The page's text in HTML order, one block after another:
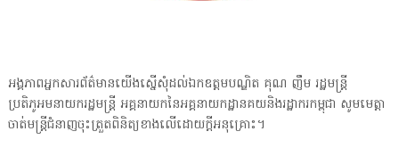
អង្គភាពអ្នកសារព័ត៌មានយើងស្នើសុំដល់ឯកឧត្តមបណ្ឌិត គុណ ញឹម រដ្ឋមន្ត្រី
ប្រតិភូអមនាយករដ្ឋមន្ត្រី អគ្គនាយកនៃអគ្គនាយកដ្ឋានគយនិងរដ្ឋាករកម្ពុជា សូមមេត្តា
ចាត់មន្ត្រីជំនាញចុះត្រួតពិនិត្យខាងលើដោយក្តីអនុគ្រោះ។